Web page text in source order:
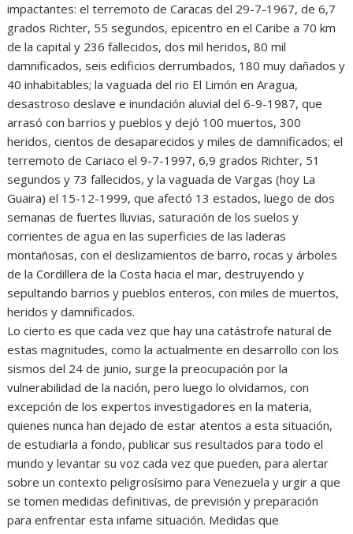
impactantes: el terremoto de Caracas del 29-7-1967, de 6,7
grados Richter, 55 segundos, epicentro en el Caribe a 70 km
de la capital y 236 fallecidos, dos mil heridos, 80 mil
damnificados, seis edificios derrumbados, 180 muy dañados y
40 inhabitables; la vaguada del rio El Limón en Aragua,
desastroso deslave e inundación aluvial del 6-9-1987, que
arrasó con barrios y pueblos y dejó 100 muertos, 300
heridos, cientos de desaparecidos y miles de damnificados; el
terremoto de Cariaco el 9-7-1997, 6,9 grados Richter, 51
segundos y 73 fallecidos, y la vaguada de Vargas (hoy La
Guaira) el 15-12-1999, que afectó 13 estados, luego de dos
semanas de fuertes lluvias, saturación de los suelos y
corrientes de agua en las superficies de las laderas
montañosas, con el deslizamientos de barro, rocas y árboles
de la Cordillera de la Costa hacia el mar, destruyendo y
sepultando barrios y pueblos enteros, con miles de muertos,
heridos y damnificados.
Lo cierto es que cada vez que hay una catástrofe natural de
estas magnitudes, como la actualmente en desarrollo con los
sismos del 24 de junio, surge la preocupación por la
vulnerabilidad de la nación, pero luego lo olvidamos, con
excepción de los expertos investigadores en la materia,
quienes nunca han dejado de estar atentos a esta situación,
de estudiarla a fondo, publicar sus resultados para todo el
mundo y levantar su voz cada vez que pueden, para alertar
sobre un contexto peligrosísimo para Venezuela y urgir a que
se tomen medidas definitivas, de previsión y preparación
para enfrentar esta infame situación. Medidas que